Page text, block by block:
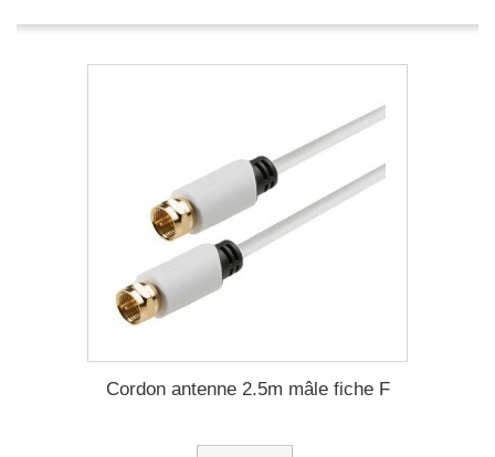
Cordon antenne 2.5m mâle fiche F